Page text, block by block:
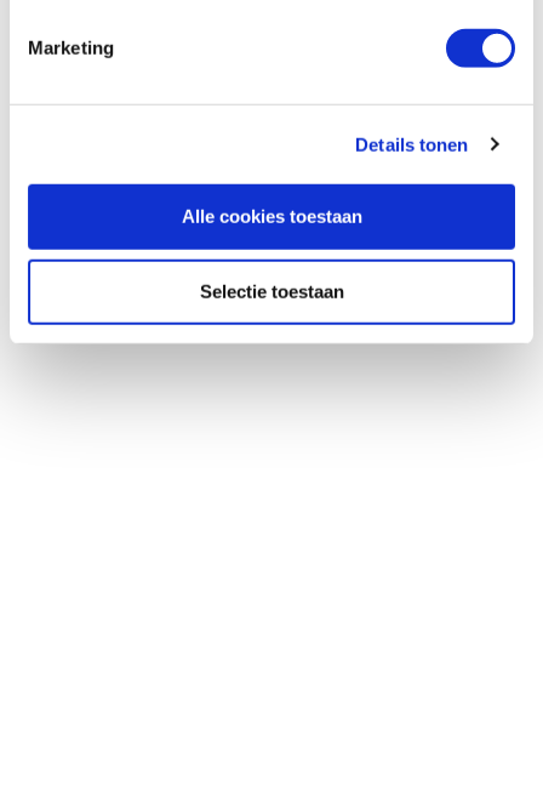
Marketing
Details tonen
Alle cookies toestaan
Selectie toestaan